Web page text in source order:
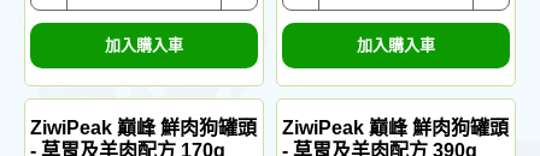
加入購入車 加入購入車
ZiwiPeak 巔峰 鮮肉狗罐頭
- 草胃及羊肉配方 170g
ZiwiPeak 巔峰 鮮肉狗罐頭
- 草胃及羊肉配方 390g